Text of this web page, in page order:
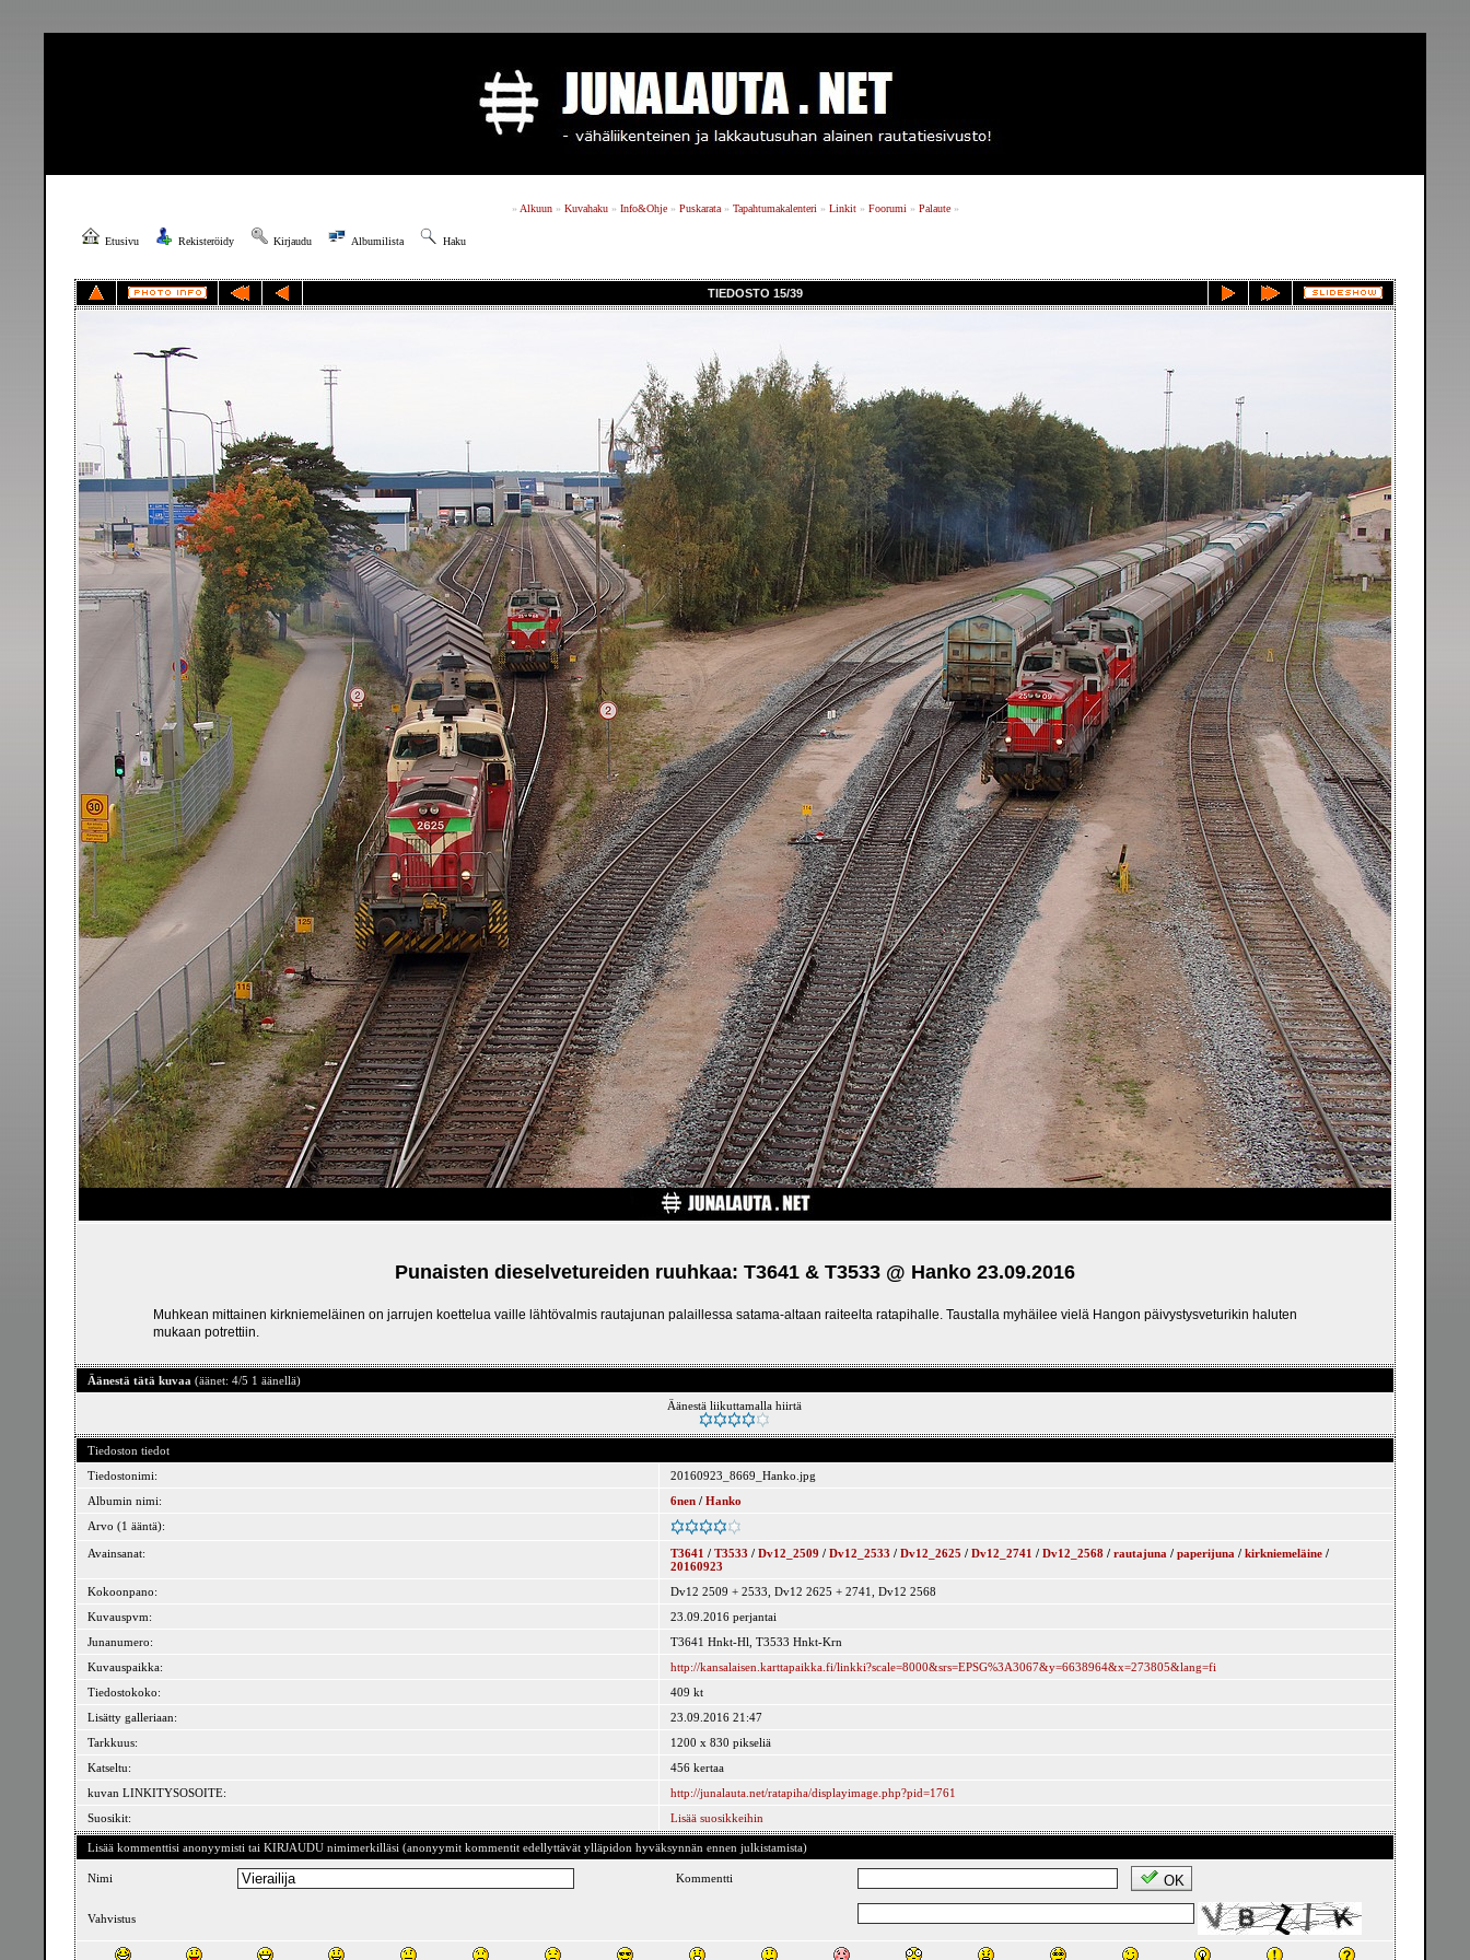
» Alkuun» Kuvahaku» Info&Ohje» Puskarata» Tapahtumakalenteri » Linkit» Foorumi » Palaute»
Etusivu Rekisteröidy Kirjaudu Albumilista Haku
TIEDOSTO 15/39
Punaisten dieselvetureiden ruuhkaa: T3641 & T3533 @ Hanko 23.09.2016
Muhkean mittainen kirkniemeläinen on jarrujen koettelua vaille lähtövalmis rautajunan palaillessa satama-altaan raiteelta ratapihalle. Taustalla myhäilee vielä Hangon päivystysveturikin haluten
mukaan potrettiin.
Äänestä tätä kuvaa (äänet: 4/5 1 äänellä)
Äänestä liikuttamalla hiirtä
Tiedoston tiedot
Tiedostonimi:
20160923_8669_Hanko.jpg
Albumin nimi:
6nen / Hanko
Arvo (1 ääntä):
Avainsanat: T3641 / T3533 / Dv12_2509 / Dv12_2533 / Dv12_2625 / Dv12_2741 / Dv12_2568 / rautajuna / paperijuna / kirkniemeläine /
20160923
Kokoonpano:
Dv12 2509 + 2533, Dv12 2625 + 2741, Dv12 2568
Kuvauspvm:
23.09.2016 perjantai
Junanumero:
T3641 Hnkt-Hl, T3533 Hnkt-Krn
Kuvauspaikka:
http://kansalaisen.karttapaikka.fi/linkki?scale=8000&srs=EPSG%3A3067&y=6638964&x=273805&lang=fi
Tiedostokoko:
409 kt
Lisätty galleriaan:
23.09.2016 21:47
Tarkkuus:
1200 x 830 pikseliä
Katseltu:
456 kertaa
kuvan LINKITYSOSOITE:
http://junalauta.net/ratapiha/displayimage.php?pid=1761
Suosikit:
Lisää suosikkeihin
Lisää kommenttisi anonyymisti tai KIRJAUDU nimimerkilläsi (anonyymit kommentit edellyttävät ylläpidon hyväksynnän ennen julkistamista)
Nimi Kommentti OK
Vahvistus